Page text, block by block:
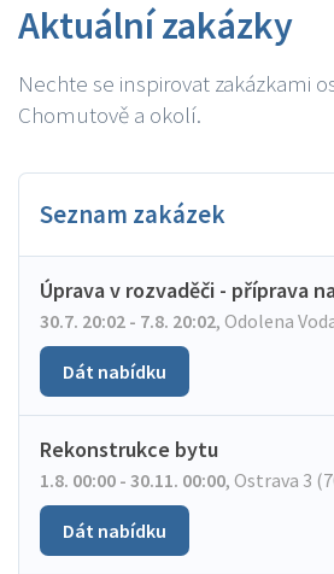
Aktuální zakázky
Nechte se inspirovat zakázkami
Chomutově a okolí.
Seznam zakázek
Úprava v rozvaděči - příprava
30.7. 20:02 - 7.8. 20:02, Odolena
Dát nabídku
Rekonstrukce bytu
1.8. 00:00 - 30.11. 00:00, Ostrava 3
Dát nabídku